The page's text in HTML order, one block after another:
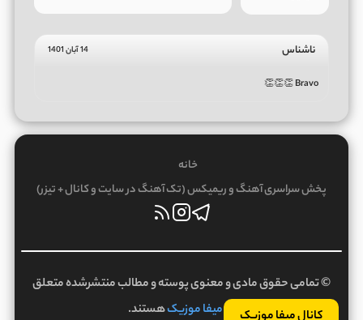
ناشناس 14 آبان 1401
Bravo 👏👏👏
خانه
پخش سراسری آهنگ و ریمیکس (تک آهنگ در سایت و کانال + تیزر)
© تمامی حقوق مادی و معنوی پوسته و مطالب منتشرشده متعلق
بهمیفا موزیکهستند.